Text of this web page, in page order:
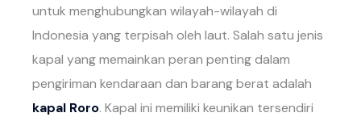
untuk menghubungkan wilayah-wilayah di
Indonesia yang terpisah oleh laut. Salah satu jenis
kapal yang memainkan peran penting dalam
pengiriman kendaraan dan barang berat adalah
kapal Roro. Kapal ini memiliki keunikan tersendiri